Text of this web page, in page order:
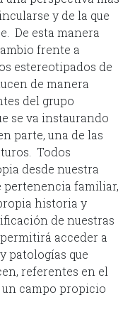
y de la que
De esta manera
frente a
estereotipados de
de manera
del grupo
se va instaurando
parte, una de las
Todos
desde nuestra
pertenencia familiar,
historia y
de nuestras
acceder a
patologías que
referentes en el
campo propicio